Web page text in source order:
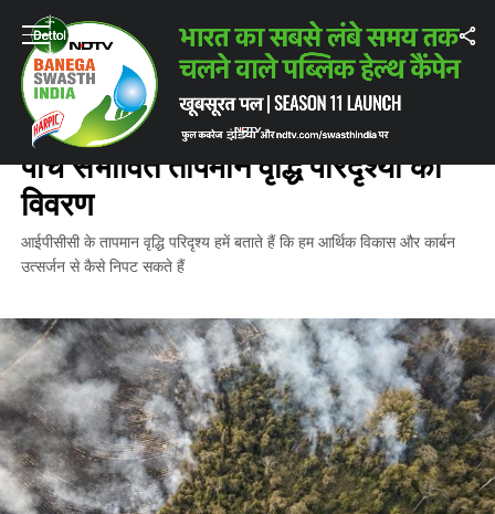
Home / पर्यावरण जलवायु परिवर्तन: संयुक्त राष्ट्र पैनल के पांच संभावित तापमान वृद्धि
पर्यावरण
जलवायु परिवर्तन: संयुक्त राष्ट्र पैनल के
पांच संभावित तापमान वृद्धि परिदृश्यों का
विवरण
आईपीसीसी के तापमान वृद्धि परिदृश्य हमें बताते हैं कि हम आर्थिक विकास और कार्बन
उत्सर्जन से कैसे निपट सकते हैं